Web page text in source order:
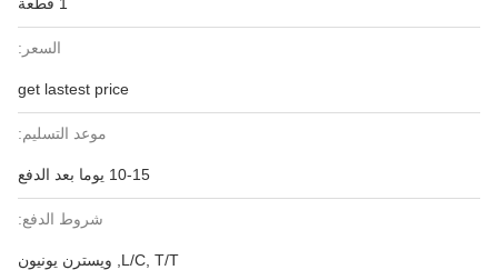
السعر:
get lastest price
موعد التسليم:
10-15 يوما بعد الدفع
شروط الدفع:
L/C, T/T, ويسترن يونيون